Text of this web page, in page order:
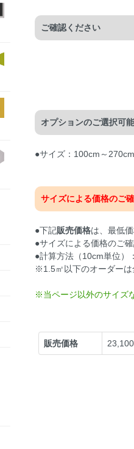
ご確認ください
オプションのご選択可
●サイズ：100cm～
サイズによる価格のご
●下記販売価格は、最低
●サイズによる価格のご
●計算方法（10cm単位）
※1.5㎡以下のオーダー
※当ページ以外のサイズ
販売価格